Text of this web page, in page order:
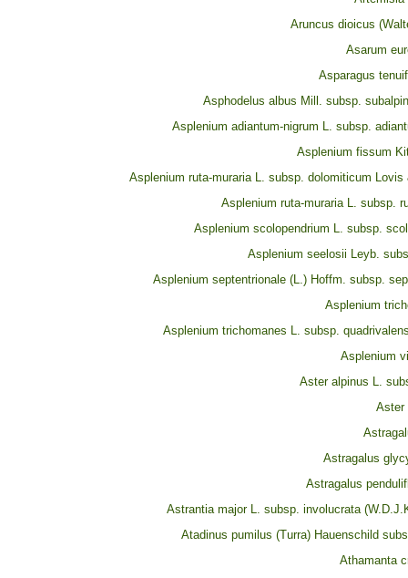
Aruncus dioicus
Asarum
Asparagus
Asphodelus albus Mill. subsp.
Asplenium adiantum-nigrum L. subsp.
Asplenium fissum
Asplenium ruta-muraria L. subsp. dolomiticum Lovis
Asplenium ruta-muraria L. subsp.
Asplenium scolopendrium L. subsp.
Asplenium seelosii Leyb.
Asplenium septentrionale (L.) Hoffm. subsp.
Asplenium
Asplenium trichomanes L. subsp.
Asplenium
Aster alpinus L.
Aster
Astragalus
Astragalus
Astrantia major L. subsp. involucrata
Atadinus pumilus (Turra) Hauenschild
Athamanta